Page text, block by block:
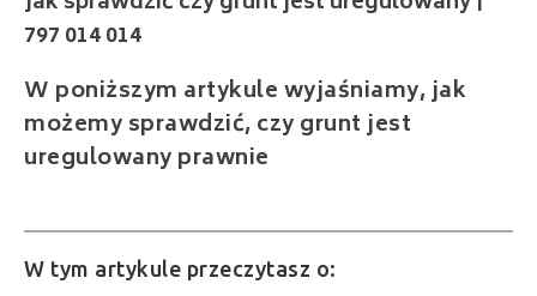
W poniższym artykule wyjaśniamy, jak
możemy sprawdzić, czy grunt jest
uregulowany prawnie
W tym artykule przeczytasz o: